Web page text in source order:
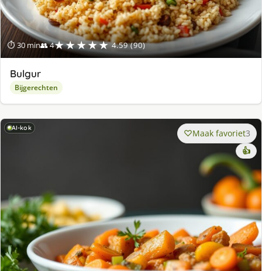
⏱ 30 min👥 4★★★★★ 4.59 (90)
Bulgur
Bijgerechten
AI-kok Maak favoriet3
👍